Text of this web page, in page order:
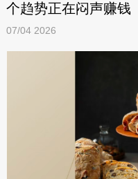
个趋势正在闷声赚钱
07/04 2026